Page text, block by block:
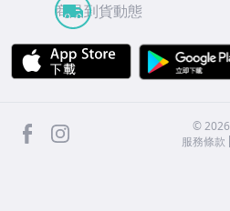
商品到貨動態
APP Store
facebook ©2026
服務條款